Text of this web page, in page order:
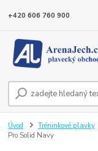
+420 606 760 900
Úvod Tréninkové plavky
Pro Solid Navy